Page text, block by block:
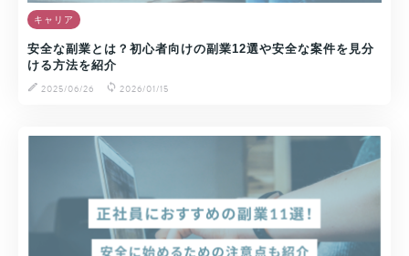
キャリア
安全な副業とは？初心者向けの副業12選や安全な案件を見分
ける方法を紹介
2025/06/26
2026/01/15